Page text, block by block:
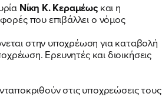
Νίκη Κ. Κεραμέωςκαι η
που επιβάλλει ο νόμος
στην υποχρέωση για καταβολή
Ερευνητές και διοικήσεις
στις υποχρεώσεις τους
Όρους Χρήσηςτου
Όρους Χρήσηςτου